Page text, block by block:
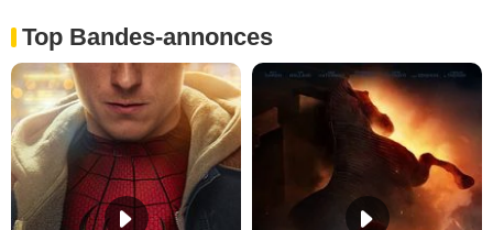
Top Bandes-annonces